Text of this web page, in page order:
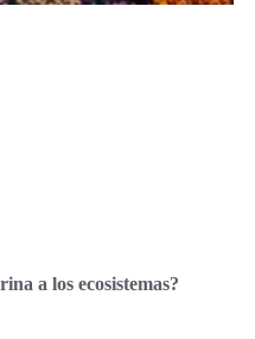
a los ecosistemas?